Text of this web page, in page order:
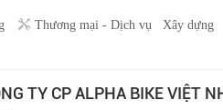
Thương mại - Dịch vụ Xây dựng
TY CP ALPHA BIKE VIỆT